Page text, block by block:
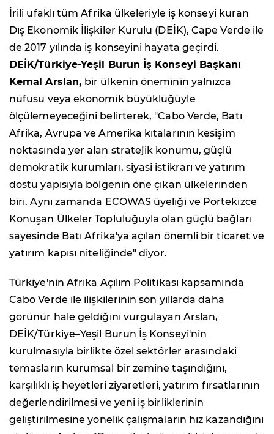
İrili ufaklı tüm Afrika ülkeleriyle iş konseyi kuran
Dış Ekonomik İlişkiler Kurulu (DEİK), Cape Verde ile
de 2017 yılında iş konseyini hayata geçirdi.
DEİK/Türkiye-Yeşil Burun İş Konseyi Başkanı
Kemal Arslan, bir ülkenin öneminin yalnızca
nüfusu veya ekonomik büyüklüğüyle
ölçülemeyeceğini belirterek, "Cabo Verde, Batı
Afrika, Avrupa ve Amerika kıtalarının kesişim
noktasında yer alan stratejik konumu, güçlü
demokratik kurumları, siyasi istikrarı ve yatırım
dostu yapısıyla bölgenin öne çıkan ülkelerinden
biri. Aynı zamanda ECOWAS üyeliği ve Portekizce
Konuşan Ülkeler Topluluğuyla olan güçlü bağları
sayesinde Batı Afrika'ya açılan önemli bir ticaret ve
yatırım kapısı niteliğinde" diyor.
Türkiye'nin Afrika Açılım Politikası kapsamında
Cabo Verde ile ilişkilerinin son yıllarda daha
görünür hale geldiğini vurgulayan Arslan,
DEİK/Türkiye–Yeşil Burun İş Konseyi'nin
kurulmasıyla birlikte özel sektörler arasındaki
temasların kurumsal bir zemine taşındığını,
karşılıklı iş heyetleri ziyaretleri, yatırım fırsatlarının
değerlendirilmesi ve yeni iş birliklerinin
geliştirilmesine yönelik çalışmaların hız kazandığını